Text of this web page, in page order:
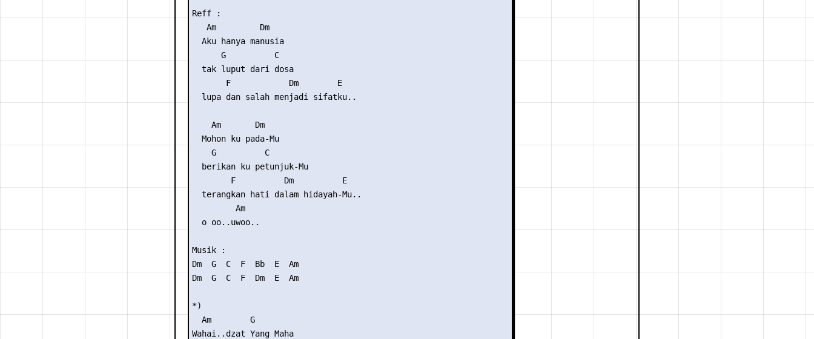
Reff :
   Am         Dm
  Aku hanya manusia
      G          C
  tak luput dari dosa
       F            Dm        E
  lupa dan salah menjadi sifatku..
    Am       Dm
  Mohon ku pada-Mu
    G          C
  berikan ku petunjuk-Mu
        F          Dm          E
  terangkan hati dalam hidayah-Mu..
         Am
  o oo..uwoo..
Musik :
Dm  G  C  F  Bb  E  Am
Dm  G  C  F  Dm  E  Am
*)
  Am        G
Wahai..dzat Yang Maha